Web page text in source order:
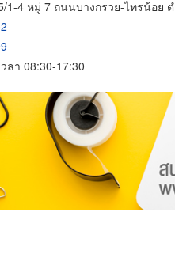
1-4 หมู่ 7 ถนนบางกรวย-ไทรน้อย
ลา 08:30-17:30